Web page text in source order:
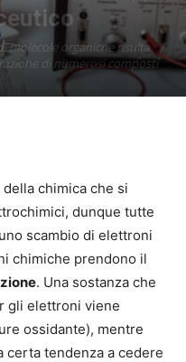
molecole organiche risulta
di numerosi composti
della chimica che si
dunque tutte
scambio di elettroni
chimiche prendono il
. Una sostanza che
gli elettroni viene
ossidante), mentre
certa tendenza a cedere